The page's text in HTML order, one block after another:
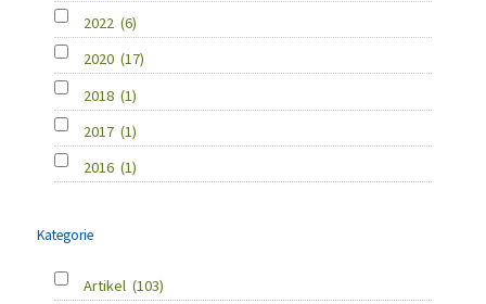
2022 (6)
2020 (17)
2018 (1)
2017 (1)
2016 (1)
Kategorie
Artikel (103)